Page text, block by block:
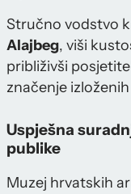
Stručno vodstvo
Alajbeg, viši
približivši
značenje
Uspješna
publike
Muzej hrvatskih